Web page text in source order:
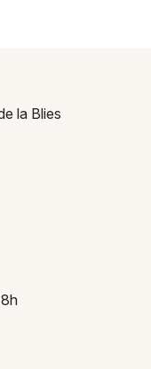
la Blies